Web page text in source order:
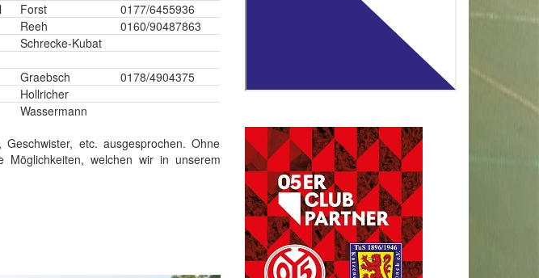
Forst
0177/6455936
Reeh
0160/90487863
Schrecke-Kubat
Graebsch
0178/4904375
Hollricher
Wassermann
etc. ausgesprochen. Ohne
welchen wir in unserem